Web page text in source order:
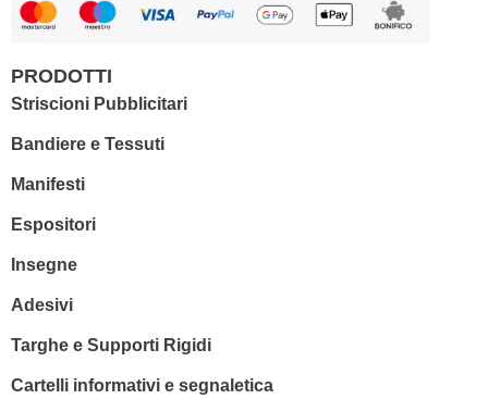
PRODOTTI
Striscioni Pubblicitari
Bandiere e Tessuti
Manifesti
Espositori
Insegne
Adesivi
Targhe e Supporti Rigidi
Cartelli informativi e segnaletica